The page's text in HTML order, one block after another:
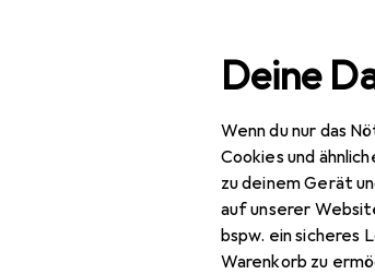
Deine
Wenn du nur das
Cookies und
zu deinem Gerät
auf unserer
bspw. ein sicheres
Warenkorb zu
Navigation nach Kategorien